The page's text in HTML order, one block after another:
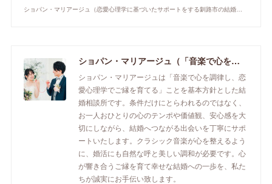
ショパン・マリアージュ（「音楽で心を調律し恋愛心理学でご縁を育てる」釧路市の結婚相談所）/ 全国結婚相談事業者連盟正規加盟店 / cherry-piano.com
ショパン・マリアージュは「音楽で心を調律し、恋
愛心理学でご縁を育てる」ことを基本方針とした結
婚相談所です。条件だけにとらわれるのではなく、
お一人おひとりの心のテンポや価値観、安心感を大
切にしながら、結婚へつながる出会いを丁寧にサポ
ートいたします。クラシック音楽が心を整えるよう
に、婚活にも自然な呼と美しい調和が必要です。心
が響き合うご縁を育て幸せな結婚への一歩を、私た
ちが誠実にお手伝い致します。